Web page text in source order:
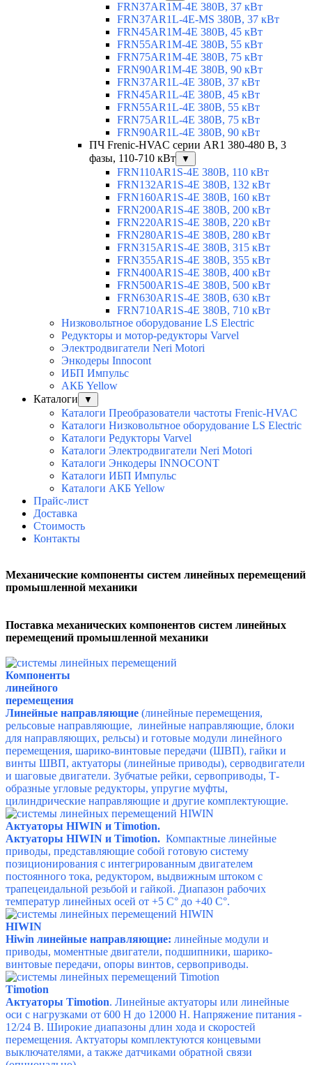
FRN37AR1M-4E 380В, 37 кВт
FRN37AR1L-4E-MS 380В, 37 кВт
FRN45AR1M-4E 380В, 45 кВт
FRN55AR1M-4E 380В, 55 кВт
FRN75AR1M-4E 380В, 75 кВт
FRN90AR1M-4E 380В, 90 кВт
FRN37AR1L-4E 380В, 37 кВт
FRN45AR1L-4E 380В, 45 кВт
FRN55AR1L-4E 380В, 55 кВт
FRN75AR1L-4E 380В, 75 кВт
FRN90AR1L-4E 380В, 90 кВт
ПЧ Frenic-HVAC серии AR1 380-480 В, 3
фазы, 110-710 кВт
▼
FRN110AR1S-4E 380В, 110 кВт
FRN132AR1S-4E 380В, 132 кВт
FRN160AR1S-4E 380В, 160 кВт
FRN200AR1S-4E 380В, 200 кВт
FRN220AR1S-4E 380В, 220 кВт
FRN280AR1S-4E 380В, 280 кВт
FRN315AR1S-4E 380В, 315 кВт
FRN355AR1S-4E 380В, 355 кВт
FRN400AR1S-4E 380В, 400 кВт
FRN500AR1S-4E 380В, 500 кВт
FRN630AR1S-4E 380В, 630 кВт
FRN710AR1S-4E 380В, 710 кВт
Низковольтное оборудование LS Electric
Редукторы и мотор-редукторы Varvel
Электродвигатели Neri Motori
Энкодеры Innocont
ИБП Импульс
АКБ Yellow
Каталоги
▼
Каталоги Преобразователи частоты Frenic-HVAC
Каталоги Низковольтное оборудование LS Electric
Каталоги Редукторы Varvel
Каталоги Электродвигатели Neri Motori
Каталоги Энкодеры INNOCONT
Каталоги ИБП Импульс
Каталоги АКБ Yellow
Прайс-лист
Доставка
Стоимость
Контакты
Механические компоненты систем линейных перемещений
промышленной механики
Поставка механических компонентов систем линейных
перемещений промышленной механики
Компоненты
линейного
перемещения
Линейные направляющие (линейные перемещения,
рельсовые направляющие, линейные направляющие, блоки
для направляющих, рельсы) и готовые модули линейного
перемещения, шарико-винтовые передачи (ШВП), гайки и
винты ШВП, актуаторы (линейные приводы), серводвигатели
и шаговые двигатели. Зубчатые рейки, сервоприводы, Т-
образные угловые редукторы, упругие муфты,
цилиндрические направляющие и другие комплектующие.
Актуаторы HIWIN и Timotion.
Актуаторы HIWIN и Timotion. Компактные линейные
приводы, представляющие собой готовую систему
позиционирования с интегрированным двигателем
постоянного тока, редуктором, выдвижным штоком с
трапецеидальной резьбой и гайкой. Диапазон рабочих
температур линейных осей от +5 С° до +40 С°.
HIWIN
Hiwin линейные направляющие: линейные модули и
приводы, моментные двигатели, подшипники, шарико-
винтовые передачи, опоры винтов, сервоприводы.
Timotion
Актуаторы Тimotion. Линейные актуаторы или линейные
оси с нагрузками от 600 H до 12000 H. Напряжение питания -
12/24 В. Широкие диапазоны длин хода и скоростей
перемещения. Актуаторы комплектуются концевыми
выключателями, а также датчиками обратной связи